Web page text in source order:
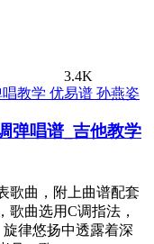
3.4K
孙燕姿
弹唱谱_吉他教学
歌曲，附上曲谱配套
歌曲选用C调指法，
律悠扬中透露着深